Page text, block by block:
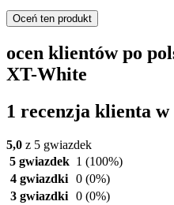
Oceń ten produkt
ocen klientów po
XT-White
1 recenzja klienta
5,0 z 5 gwiazdek
5 gwiazdek 1 (100%)
4 gwiazdki 0 (0%)
3 gwiazdki 0 (0%)